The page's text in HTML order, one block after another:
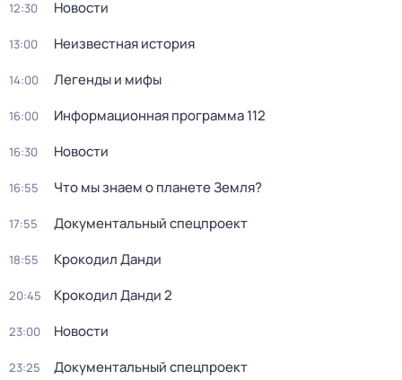
12:30 Новости
13:00 Неизвестная история
14:00 Легенды и мифы
16:00 Информационная программа 112
16:30 Новости
16:55 Что мы знаем о планете Земля?
17:55 Документальный спецпроект
18:55 Крокодил Данди
20:45 Kpокодил Данди 2
23:00 Новости
23:25 Документальный спецпроект